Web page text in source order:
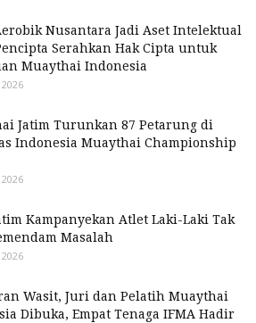
Nusantara Jadi Aset Intelektual
Serahkan Hak Cipta untuk
Muaythai Indonesia
Jatim Turunkan 87 Petarung di
Indonesia Muaythai Championship
Kampanyekan Atlet Laki-Laki Tak
Masalah
Wasit, Juri dan Pelatih Muaythai
Dibuka, Empat Tenaga IFMA Hadir